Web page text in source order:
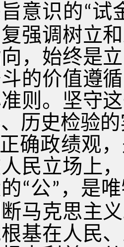
意识的“试
强调树立
，始终是
的价值遵
则。坚守
历史检验
正确政绩观
民立场上
“公” ，是
马克思主
基在人民